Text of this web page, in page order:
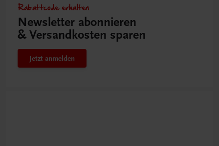
Rabattcode erhalten
Newsletter abonnieren
& Versandkosten sparen
Jetzt anmelden